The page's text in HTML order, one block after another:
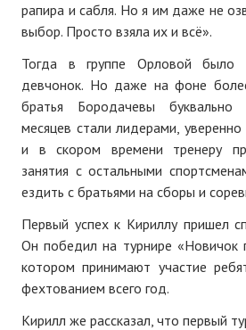
Е. Богатырев «Повесть об
В. Щагин «Мяч и время»
ПОДПИСКА
Наложенный платеж
Подписка 2026
Подписка онлайн на печатную версию
ТАКОВА СПОРТИВНАЯ ЖИЗНЬ
КОНТАКТЫ
рапира и сабля. Но я им даже не
выбор. Просто взяла их и всё».
Тогда в группе Орловой было
девчонок. Но даже на фоне
братья Бородачевы буквально
месяцев стали лидерами,
и в скором времени тренеру
занятия с остальными
ездить с братьями на сборы и
Первый успех к Кириллу пришел
Он победил на турнире «Новичок
котором принимают участие
фехтованием всего год.
Кирилл же рассказал, что первый